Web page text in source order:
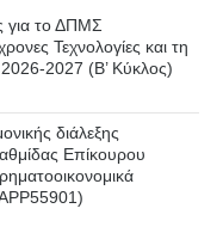
για το ΔΠΜΣ
Τεχνολογίες και τη
2027 (B’ Kύκλος)
διάλεξης
Επίκουρου